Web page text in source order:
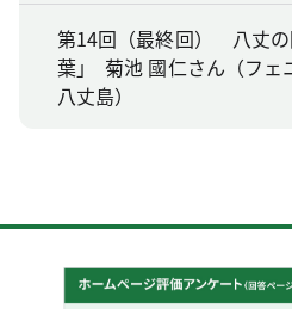
第14回（最終回） 八丈の
葉｣ 菊池 國仁さん（フェ
八丈島）